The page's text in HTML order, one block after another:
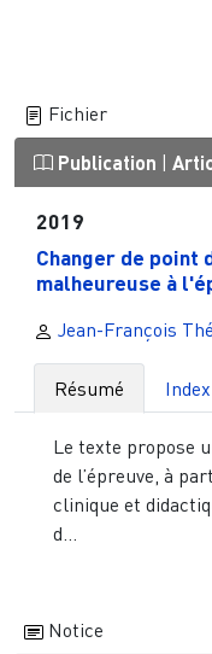
Fichier
Publication
2019
Changer de point
malheureuse à
Jean-François
Résumé Index
Le texte propose
de l’épreuve, à
clinique et
d...
Notice